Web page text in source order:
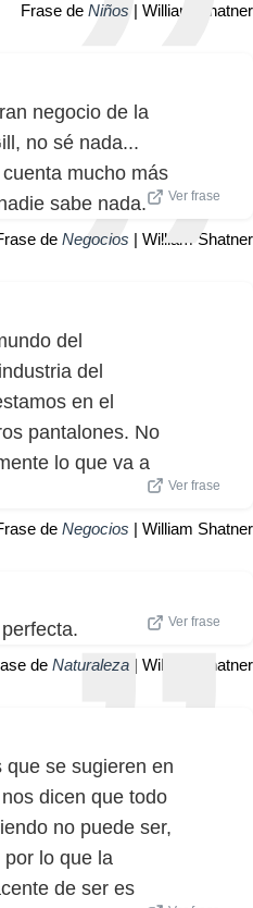
Frase de Niños | William Shatner
negocio de la
no sé nada...
mucho más
sabe nada.
Ver frase
de Negocios | William Shatner
del
del
en el
pantalones. No
lo que va a
Ver frase
de Negocios | William Shatner
Ver frase
de Naturaleza | William Shatner
que se sugieren en
dicen que todo
no puede ser,
lo que la
de ser es